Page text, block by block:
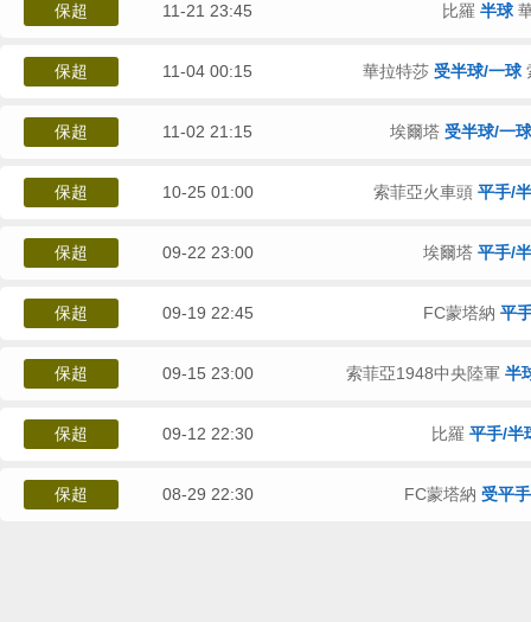
保超 11-21 23:45 比羅 半球
保超 11-04 00:15 華拉特莎 受半球/一球
保超 11-02 21:15 埃爾塔 受半球/一球
保超 10-25 01:00 索菲亞火車頭 平手/
保超 09-22 23:00 埃爾塔 平手/
保超 09-19 22:45 FC蒙塔納 平
保超 09-15 23:00 索菲亞1948中央陸軍 半
保超 09-12 22:30 比羅 平手/半
保超 08-29 22:30 FC蒙塔納 受平